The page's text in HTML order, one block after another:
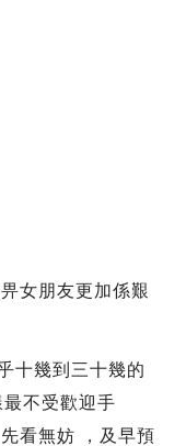
女朋友更加係艱
十幾到三十幾的
不受歡迎手
看無妨 ，及早預